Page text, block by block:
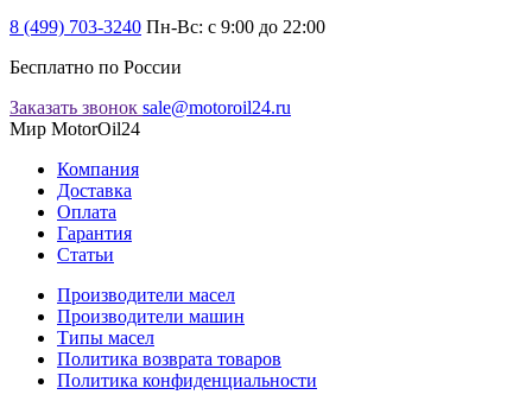
8 (499) 703-3240 Пн-Вс: с 9:00 до 22:00
Бесплатно по России
Заказать звонок sale@motoroil24.ru
Мир MotorOil24
Компания
Доставка
Оплата
Гарантия
Статьи
Производители масел
Производители машин
Типы масел
Политика возврата товаров
Политика конфиденциальности